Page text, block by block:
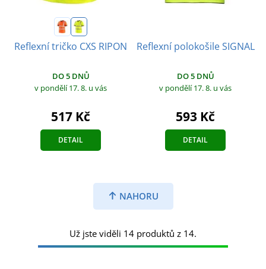
Reflexní tričko CXS RIPON
DO 5 DNŮ
v pondělí 17. 8. u vás
517 Kč
DETAIL
Reflexní polokošile SIGNAL
DO 5 DNŮ
v pondělí 17. 8. u vás
593 Kč
DETAIL
NAHORU
Už jste viděli 14 produktů z 14.